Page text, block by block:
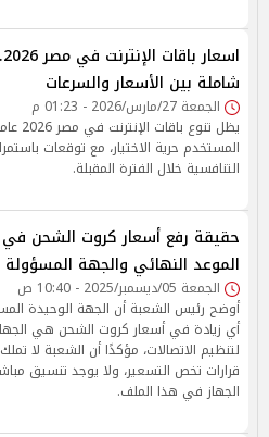
شاملة بين الأسعار والسرعات
الجمعة 27/مارس/2026 - 01:23 م
يظل
المستخدم حرية الاختيار، مع توقعات
التنافسية خلال الفترة المقبلة.
حقيقة رفع أسعار كروت الشحن
الموعد النهائي والجهة المسؤولة
الجمعة 05/ديسمبر/2025 - 10:40 ص
أوضح رئيس الشعبة أن الجهة الوحيدة
أي زيادة في أسعار كروت الشحن هي
لتنظيم الاتصالات، مؤكدًا أن الشعبة لا
قرارات تخص التسعير، ولا يوجد تنسيق
الجهاز في هذا الملف.